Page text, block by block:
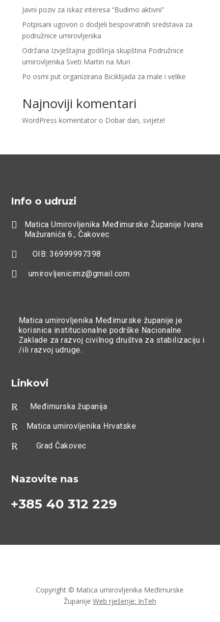
Javni poziv za iskaz interesa “Budimo aktivni”
Potpisani ugovori o dodjeli bespovratnih sredstava za
podružnice umirovljenika
Održana Izvještajna godišnja skupština Podružnice
umirovljenika Sveti Martin na Muri
Po osmi put organizirana Biciklijada za male i velike
Najnoviji komentari
WordPress komentatoro Dobar dan, svijete!
Info o udruzi

Matica Umirovljenika Međimurske Županije Ivana
Mažuranića 6., Čakovec
 OIB: 36999997398
 umirovljenicimz@gmail.com
Matica umirovljenika Međimurske županije je
korisnica institucionalne podrške Nacionalne
Zaklade za razvoj civilnog društva za stabilizaciju i
/ili razvoj udruge.
Linkovi
R Međimurska županija
R Matica umirovljenika Hrvatske
R Grad Čakovec
Nazovite nas
+385 40 312 229
Copyright © Matica umirovljenika Međimurske
Županije Web rješenje: InTeh